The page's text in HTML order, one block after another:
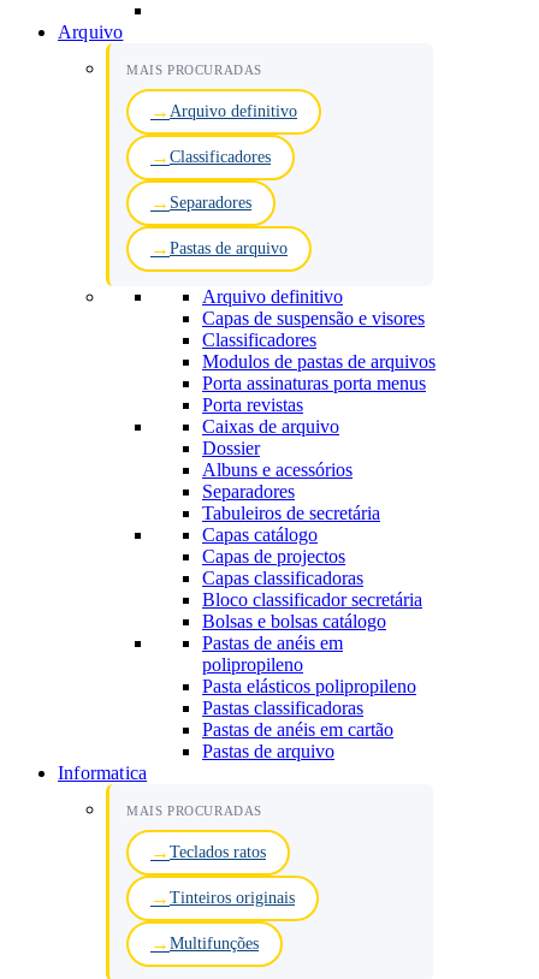
Arquivo
MAIS PROCURADAS
Arquivo definitivo
Classificadores
Separadores
Pastas de arquivo
Arquivo definitivo
Capas de suspensão e visores
Classificadores
Modulos de pastas de arquivos
Porta assinaturas porta menus
Porta revistas
Caixas de arquivo
Dossier
Albuns e acessórios
Separadores
Tabuleiros de secretária
Capas catálogo
Capas de projectos
Capas classificadoras
Bloco classificador secretária
Bolsas e bolsas catálogo
Pastas de anéis em
polipropileno
Pasta elásticos polipropileno
Pastas classificadoras
Pastas de anéis em cartão
Pastas de arquivo
Informatica
MAIS PROCURADAS
Teclados ratos
Tinteiros originais
Multifunções